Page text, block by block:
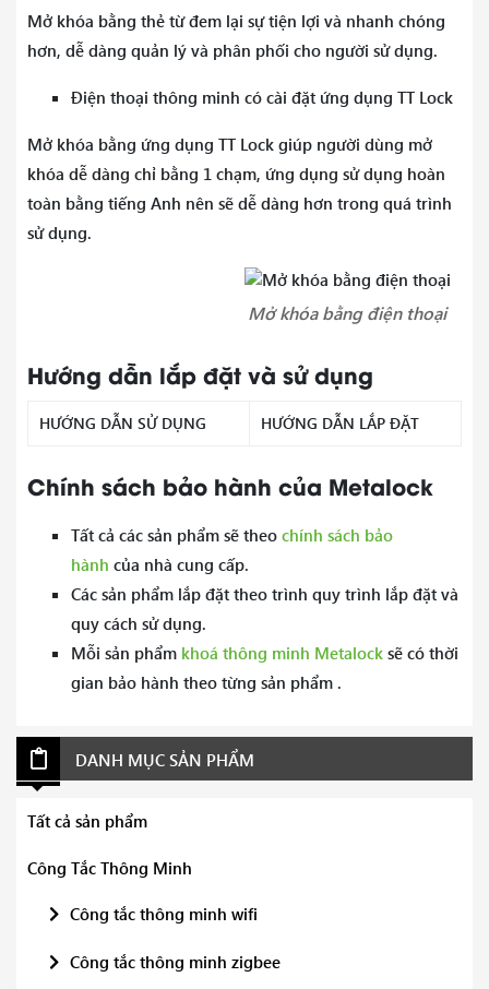
Mở khóa bằng thẻ từ đem lại sự tiện lợi và nhanh chóng
hơn, dễ dàng quản lý và phân phối cho người sử dụng.
Điện thoại thông minh có cài đặt ứng dụng TT Lock
Mở khóa bằng ứng dụng TT Lock giúp người dùng mở
khóa dễ dàng chỉ bằng 1 chạm, ứng dụng sử dụng hoàn
toàn bằng tiếng Anh nên sẽ dễ dàng hơn trong quá trình
sử dụng.
Mở khóa bằng điện thoại
Hướng dẫn lắp đặt và sử dụng
HƯỚNG DẪN SỬ DỤNG HƯỚNG DẪN LẮP ĐẶT
Chính sách bảo hành của Metalock
Tất cả các sản phẩm sẽ theo chính sách bảo
hành của nhà cung cấp.
Các sản phẩm lắp đặt theo trình quy trình lắp đặt và
quy cách sử dụng.
Mỗi sản phẩm khoá thông minh Metalock sẽ có thời
gian bảo hành theo từng sản phẩm .
DANH MỤC SẢN PHẨM
Tất cả sản phẩm
Công Tắc Thông Minh
Công tắc thông minh wifi
Công tắc thông minh zigbee